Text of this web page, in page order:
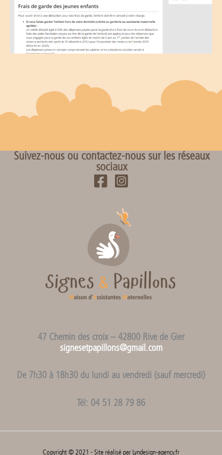
Suivez-nous ou contactez-nous sur les réseaux
sociaux
47 Chemin des croix – 42800 Rive de Gier
signesetpapillons@gmail.com
De 7h30 à 18h30 du lundi au vendredi (sauf mercredi)
Tél: 04 51 28 79 86
Copyright © 2021 - Site réalisé par Lyndesign-agency.fr